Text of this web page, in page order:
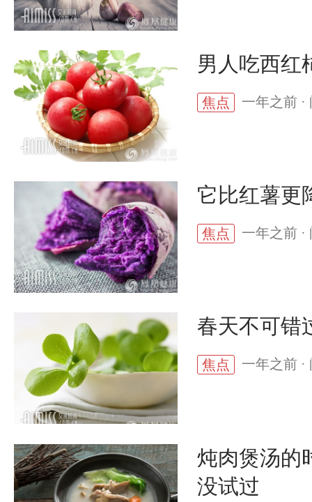
男人吃西红
焦点 一年之前 ·
它比红薯更
焦点 一年之前 ·
春天不可错
焦点 一年之前 ·
炖肉煲汤的
没试过